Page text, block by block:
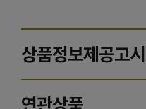
상품정보제공고시
연관상품